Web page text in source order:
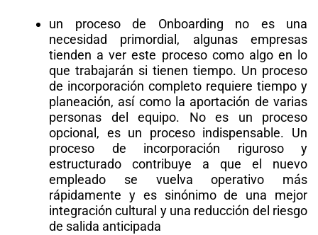
un proceso de Onboarding no es una
necesidad primordial, algunas empresas
tienden a ver este proceso como algo en lo
que trabajarán si tienen tiempo. Un proceso
de incorporación completo requiere tiempo y
planeación, así como la aportación de varias
personas del equipo. No es un proceso
opcional, es un proceso indispensable. Un
proceso de incorporación riguroso y
estructurado contribuye a que el nuevo
empleado se vuelva operativo más
rápidamente y es sinónimo de una mejor
integración cultural y una reducción del riesgo
de salida anticipada